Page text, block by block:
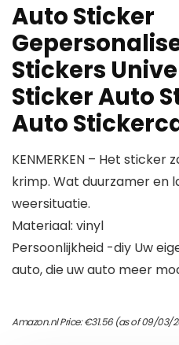
Auto Sticker
Stickers
Sticker Auto
Auto
KENMERKEN – Het
krimp. Wat duurzamer en
weersituatie.
Materiaal: vinyl
Persoonlijkheid -diy Uw
auto, die uw auto meer
Amazon.nl Price:€31.56(as of 09/03/